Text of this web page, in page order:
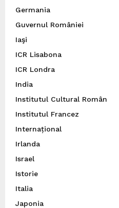
Germania
Guvernul României
Iaşi
ICR Lisabona
ICR Londra
India
Institutul Cultural Român
Institutul Francez
Internațional
Irlanda
Israel
Istorie
Italia
Japonia